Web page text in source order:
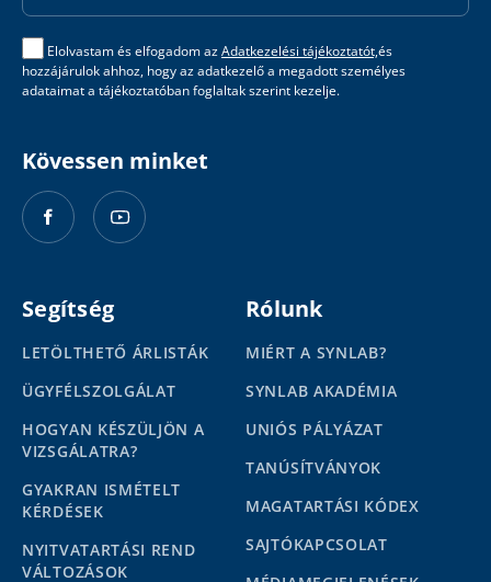
Elolvastam és elfogadom azAdatkezelési tájékoztatót,és
hozzájárulok ahhoz, hogy az adatkezelő a megadott személyes
adataimat a tájékoztatóban foglaltak szerint kezelje.
Kövessen minket
Segítség
LETÖLTHETŐ ÁRLISTÁK
ÜGYFÉLSZOLGÁLAT
HOGYAN KÉSZÜLJÖN A
VIZSGÁLATRA?
GYAKRAN ISMÉTELT
KÉRDÉSEK
NYITVATARTÁSI REND
VÁLTOZÁSOK
Rólunk
MIÉRT A SYNLAB?
SYNLAB AKADÉMIA
UNIÓS PÁLYÁZAT
TANÚSÍTVÁNYOK
MAGATARTÁSI KÓDEX
SAJTÓKAPCSOLAT